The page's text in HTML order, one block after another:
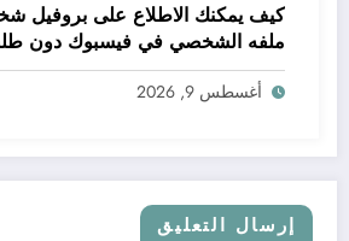
كيف يمكنك الاطلاع على بروفيل
ملفه الشخصي في فيسبوك دون
.. الاطلاع على محتوى
الشخصي في فيسبوك دون طلب
أغسطس 9, 2026
إرسال التعليق